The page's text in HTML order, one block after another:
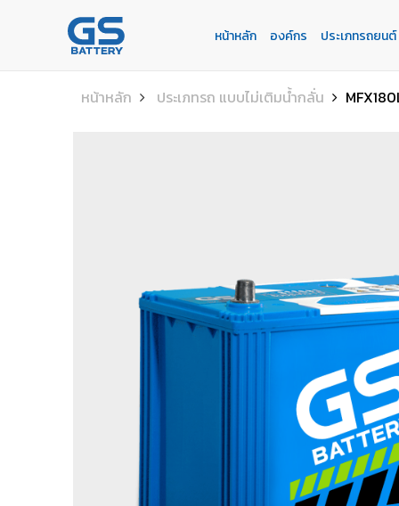
หน้าหลัก องค์กร ประเภทรถยนต์
ประเภทรถยนต์
ประเภทเเบตเตอรี่
บริการของเรา
ค้นหาร้านแบตเตอรี่
ข่าวเเละกิจกรรม
ร่วมงานกับเราหน้าหลัก ประเภทรถ แบบไม่เติมน้ำกลั่น